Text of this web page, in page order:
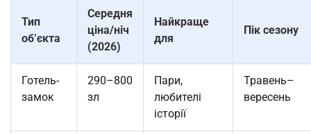
Тип
об’єкта
Середня
ціна/ніч
(2026)
Найкраще
для
Пік сезону
Готель-
замок
290–800
зл
Пари,
любителі
історії
Травень–
вересень